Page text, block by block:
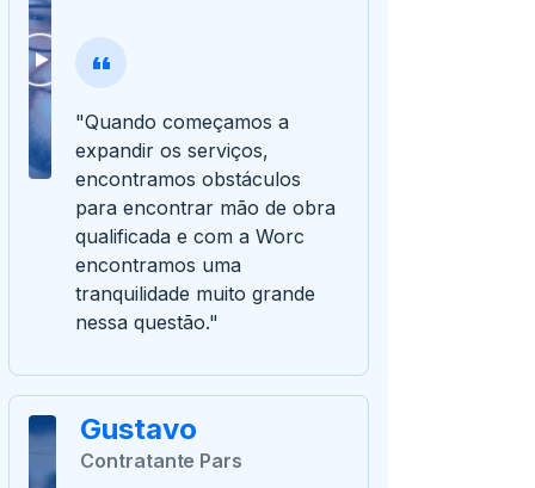
"Quando começamos a
expandir os serviços,
encontramos obstáculos
para encontrar mão de obra
qualificada e com a Worc
encontramos uma
tranquilidade muito grande
nessa questão."
Gustavo
Contratante Pars